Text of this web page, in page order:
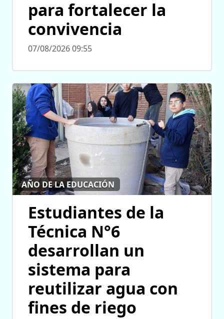
para fortalecer la
convivencia
07/08/2026 09:55
AÑO DE LA EDUCACIÓN
Estudiantes de la
Técnica N°6
desarrollan un
sistema para
reutilizar agua con
fines de riego